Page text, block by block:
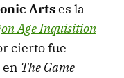
Artses la
Age Inquisition
cierto fue
en The Game